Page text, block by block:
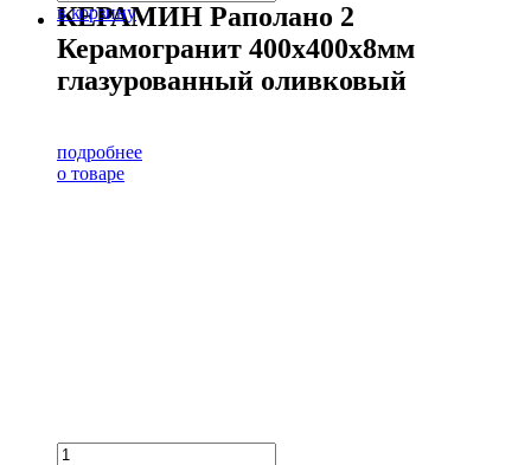
в корзину
КЕРАМИН Раполано 2
Керамогранит 400х400х8мм
глазурованный оливковый
подробнее
о товаре